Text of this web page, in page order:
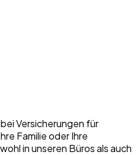
Versicherungen für
Familie oder Ihre
in unseren Büros als auch